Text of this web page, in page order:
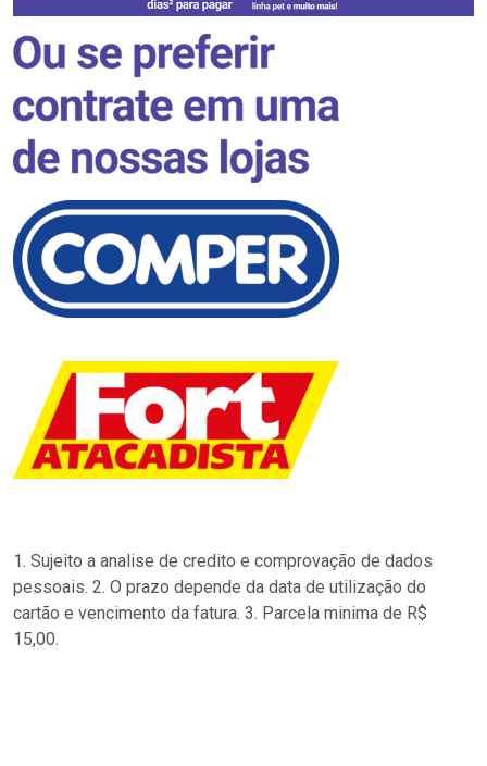
1. Sujeito a analise de credito e comprovação de dados
pessoais. 2. O prazo depende da data de utilização do
cartão e vencimento da fatura. 3. Parcela minima de R$
15,00.